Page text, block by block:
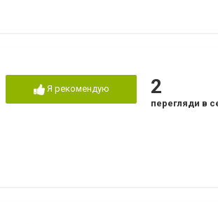
Я рекомендую 2
перегляди в